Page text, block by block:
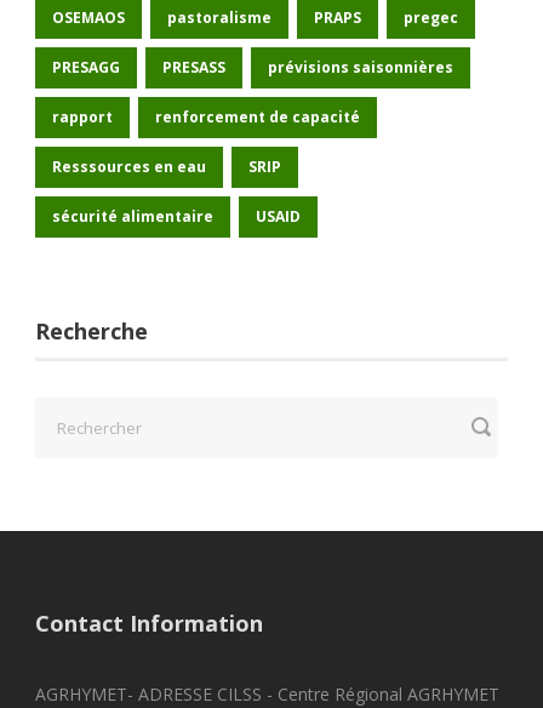
OSEMAOS pastoralisme PRAPS pregec
PRESAGG PRESASS prévisions saisonnières
rapport renforcement de capacité
Resssources en eau SRIP
sécurité alimentaire USAID
Recherche
Contact Information
AGRHYMET- ADRESSE CILSS - Centre Régional AGRHYMET